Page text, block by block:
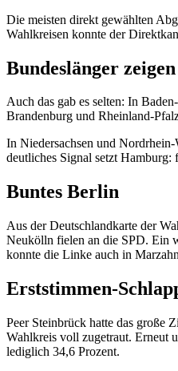
Die meisten direkt gewählten
Wahlkreisen konnte der
Bundeslänger
Auch das gab es selten: In
Brandenburg und Rheinland-
In Niedersachsen und
deutliches Signal setzt
Buntes Berlin
Aus der Deutschlandkarte der
Neukölln fielen an die SPD. Ein
konnte die Linke auch in
Erststimmen-
Peer Steinbrück hatte das große
Wahlkreis voll zugetraut. Erneut
lediglich 34,6 Prozent.